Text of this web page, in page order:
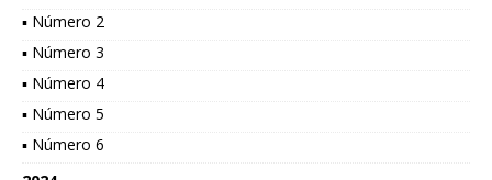
▪ Número 2
▪ Número 3
▪ Número 4
▪ Número 5
▪ Número 6